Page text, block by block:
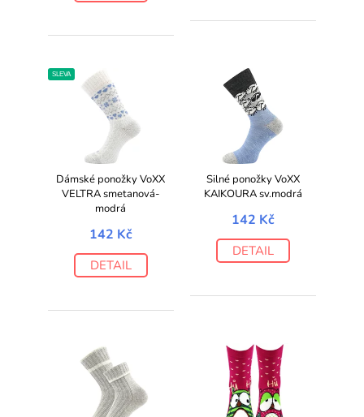
SLEVA
Dámské ponožky VoXX
VELTRA smetanová-
modrá
142 Kč
DETAIL
Silné ponožky VoXX
KAIKOURA sv.modrá
142 Kč
DETAIL